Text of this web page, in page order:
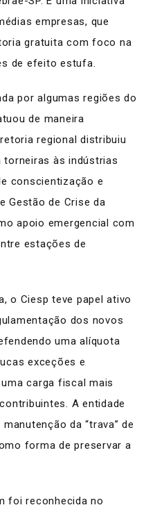
empresas, que
gratuita com foco na
de efeito estufa.
por algumas regiões do
de maneira
regional distribuiu
torneiras às indústrias
conscientização e
Gestão de Crise da
apoio emergencial com
estações de
o Ciesp teve papel ativo
dos novos
uma alíquota
exceções e
carga fiscal mais
A entidade
da “trava” de
forma de preservar a
foi reconhecida no